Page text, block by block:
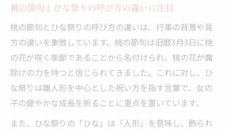
桃の節句とひな祭りの呼び方の違いに注目
桃の節句とひな祭りの呼び方の違いは、行事の背景や見
方の違いを象徴しています。桃の節句は旧暦3月3日に桃
の花が咲く季節であることから名付けられ、桃の花が魔
除けの力を持つと信じられてきました。これに対し、ひ
な祭りは雛人形を中心とした祝い方を指す言葉で、女の
子の健やかな成長を祈ることに重点を置いています。
また、ひな祭りの「ひな」は「人形」を意味し、飾られ